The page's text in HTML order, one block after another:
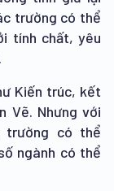
trường có thể
tính chất, yêu
Kiến trúc, kết
Vẽ. Nhưng với
trường có thể
ngành có thể